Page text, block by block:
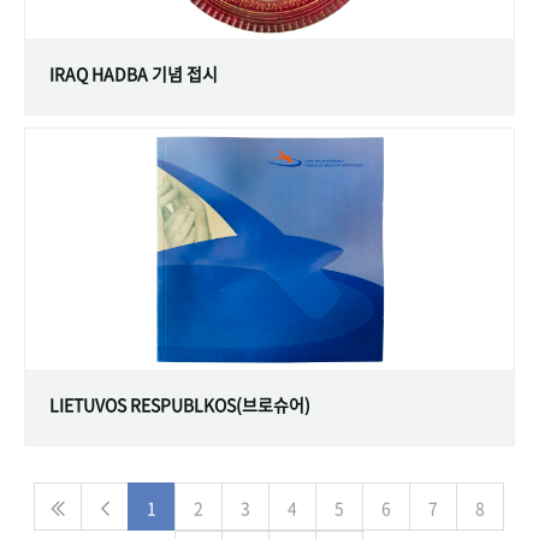
IRAQ HADBA 기념 접시
LIETUVOS RESPUBLKOS(브로슈어)
1 2 3 4 5 6 7 8